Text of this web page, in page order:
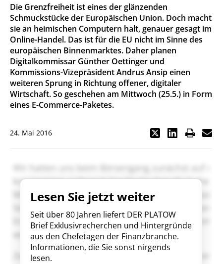
Die Grenzfreiheit ist eines der glänzenden
Schmuckstücke der Europäischen Union. Doch macht
sie an heimischen Computern halt, genauer gesagt im
Online-Handel. Das ist für die EU nicht im Sinne des
europäischen Binnenmarktes. Daher planen
Digitalkommissar Günther Oettinger und
Kommissions-Vizepräsident Andrus Ansip einen
weiteren Sprung in Richtung offener, digitaler
Wirtschaft. So geschehen am Mittwoch (25.5.) in Form
eines E-Commerce-Paketes.
24. Mai 2016
Lesen Sie jetzt weiter
Seit über 80 Jahren liefert DER PLATOW
Brief Exklusivrecherchen und Hintergründe
aus den Chefetagen der Finanzbranche.
Informationen, die Sie sonst nirgends
lesen.